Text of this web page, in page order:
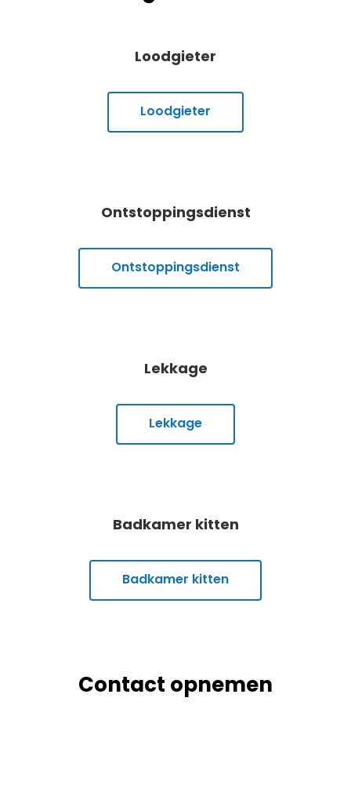
Loodgieter
Loodgieter
Ontstoppingsdienst
Ontstoppingsdienst
Lekkage
Lekkage
Badkamer kitten
Badkamer kitten
Contact opnemen